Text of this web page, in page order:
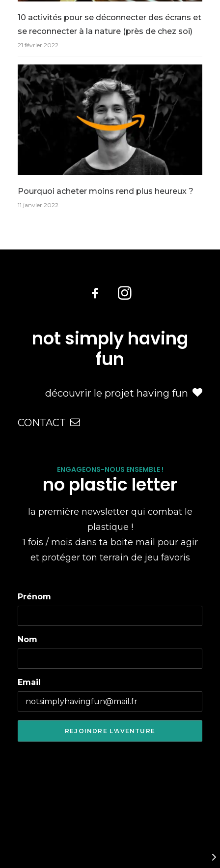
10 activités pour se déconnecter des écrans et
se reconnecter à la nature (près de chez soi)
21 février 2022
Pourquoi acheter moins rend plus heureux ?
11 janvier 2022
not simply having
fun
découvrir le projet having fun
CONTACT
ENGAGEONS-NOUS ENSEMBLE !
no plastic letter
la première newsletter qui combat le
plastique !
1 fois / mois dans ta boite mail pour agir
et protéger ton terrain de jeu favoris
Prénom
Nom
Email